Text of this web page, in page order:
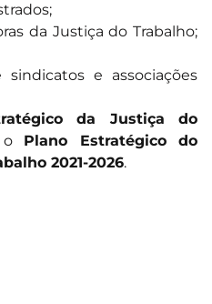
da Justiça do Trabalho;
sindicatos e associações
da Justiça do
Plano Estratégico do
2021-2026.